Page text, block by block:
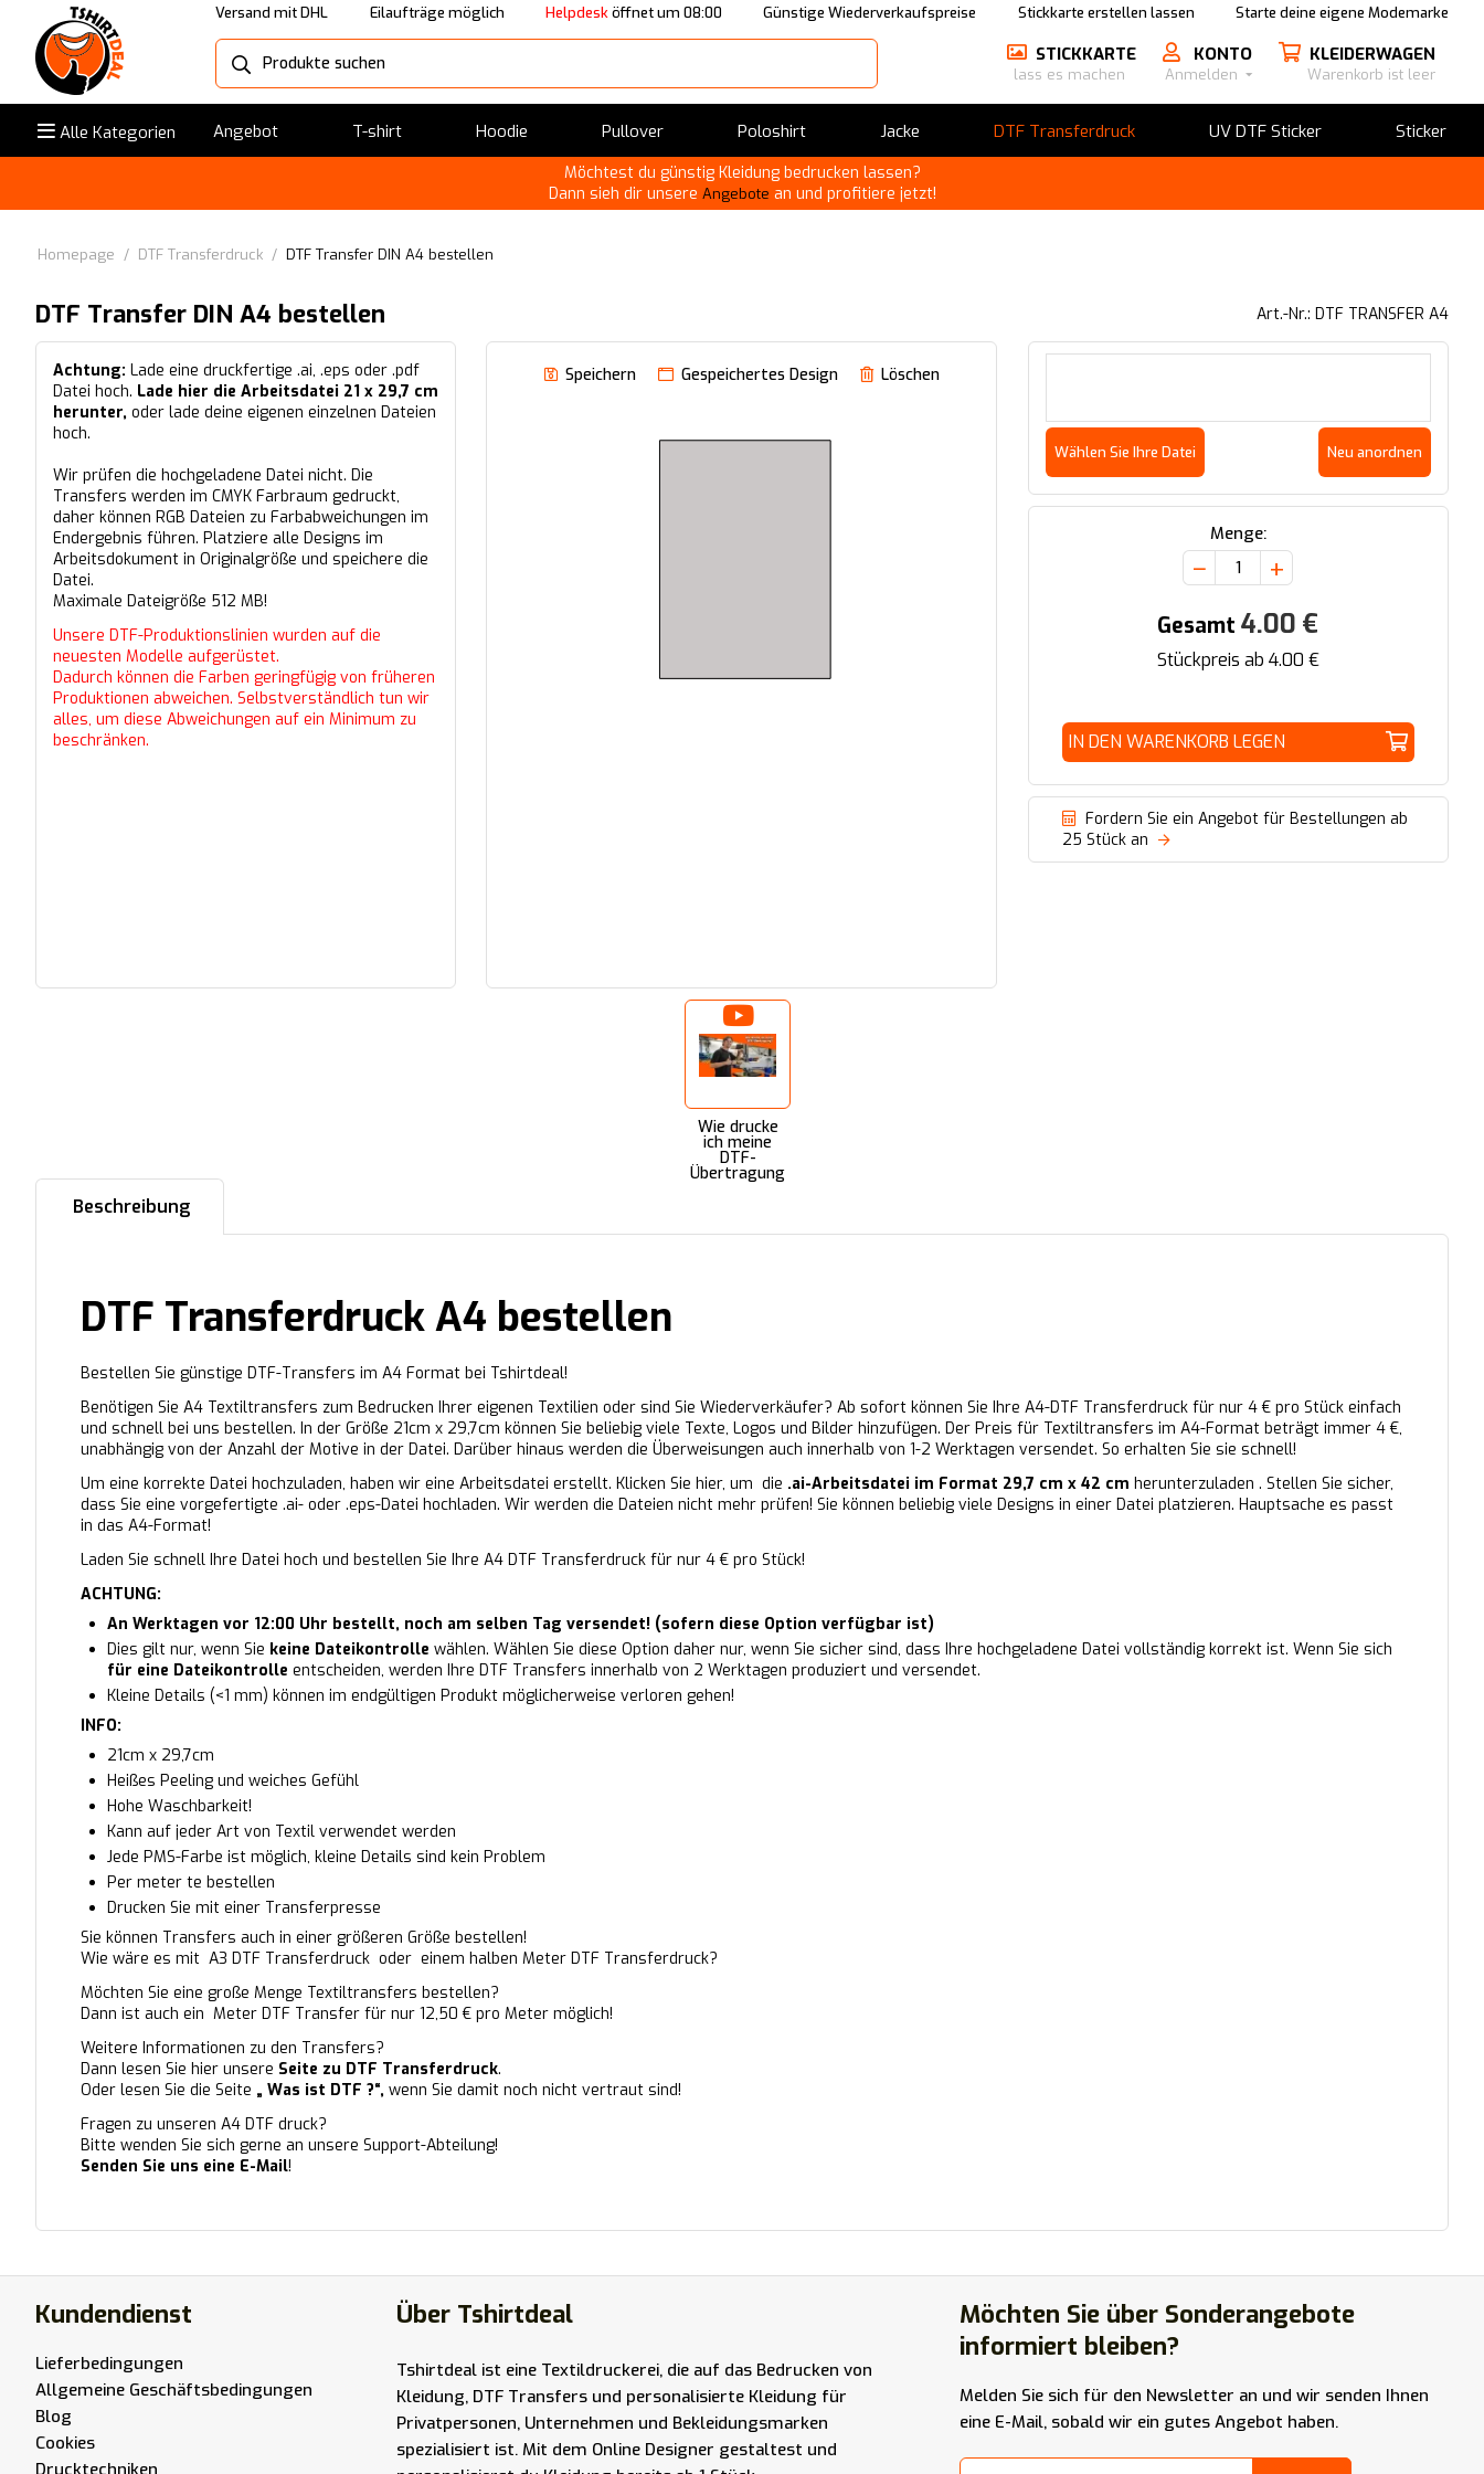
Versand mit DHL Eilaufträge möglich Helpdesköffnet um 08:00 Günstige Wiederverkaufspreise Stickkarte erstellen lassen Starte deine eigene Modemarke
STICKKARTE
lass es machen
KONTO
Anmelden
KLEIDERWAGEN
Warenkorb ist leer
Alle Kategorien Angebot T-shirt Hoodie Pullover Poloshirt Jacke ​DTF Transferdruck UV DTF Sticker Sticker
Möchtest du günstig Kleidung bedrucken lassen?
Dann sieh dir unsere Angebote an und profitiere jetzt!
Homepage / ​DTF Transferdruck / DTF Transfer DIN A4 bestellen
DTF Transfer DIN A4 bestellen Art.-Nr.: DTF TRANSFER A4
Achtung: Lade eine druckfertige .ai, .eps oder .pdf
Datei hoch. Lade hier die Arbeitsdatei 21 x 29,7 cm
herunter, oder lade deine eigenen einzelnen Dateien
hoch.
Wir prüfen die hochgeladene Datei nicht. Die
Transfers werden im CMYK Farbraum gedruckt,
daher können RGB Dateien zu Farbabweichungen im
Endergebnis führen. Platziere alle Designs im
Arbeitsdokument in Originalgröße und speichere die
Datei.
Maximale Dateigröße 512 MB!
Unsere DTF-Produktionslinien wurden auf die
neuesten Modelle aufgerüstet.
Dadurch können die Farben geringfügig von früheren
Produktionen abweichen. Selbstverständlich tun wir
alles, um diese Abweichungen auf ein Minimum zu
beschränken.
Speichern Gespeichertes Design Löschen
Wie drucke
ich meine
DTF-
Übertragung
Wählen Sie Ihre Datei Neu anordnen
Menge:
+
−
Gesamt 4.00 €
Stückpreis ab 4.00 €
IN DEN WARENKORB LEGEN
Fordern Sie ein Angebot für Bestellungen ab
25 Stück an
Beschreibung
DTF Transferdruck A4 bestellen
Bestellen Sie günstige DTF-Transfers im A4 Format bei Tshirtdeal!
Benötigen Sie A4 Textiltransfers zum Bedrucken Ihrer eigenen Textilien oder sind Sie Wiederverkäufer? Ab sofort können Sie Ihre A4-DTF Transferdruck für nur 4 € pro Stück einfach
und schnell bei uns bestellen. In der Größe 21cm x 29,7cm können Sie beliebig viele Texte, Logos und Bilder hinzufügen. Der Preis für Textiltransfers im A4-Format beträgt immer 4 €,
unabhängig von der Anzahl der Motive in der Datei. Darüber hinaus werden die Überweisungen auch innerhalb von 1-2 Werktagen versendet. So erhalten Sie sie schnell!
Um eine korrekte Datei hochzuladen, haben wir eine Arbeitsdatei erstellt. Klicken Sie hier, um die .ai-Arbeitsdatei im Format 29,7 cm x 42 cm herunterzuladen . Stellen Sie sicher,
dass Sie eine vorgefertigte .ai- oder .eps-Datei hochladen. Wir werden die Dateien nicht mehr prüfen! Sie können beliebig viele Designs in einer Datei platzieren. Hauptsache es passt
in das A4-Format!
Laden Sie schnell Ihre Datei hoch und bestellen Sie Ihre A4 DTF Transferdruck für nur 4 € pro Stück!
ACHTUNG:
An Werktagen vor 12:00 Uhr bestellt, noch am selben Tag versendet! (sofern diese Option verfügbar ist)
Dies gilt nur, wenn Sie keine Dateikontrolle wählen. Wählen Sie diese Option daher nur, wenn Sie sicher sind, dass Ihre hochgeladene Datei vollständig korrekt ist. Wenn Sie sich
für eine Dateikontrolle entscheiden, werden Ihre DTF Transfers innerhalb von 2 Werktagen produziert und versendet.
Kleine Details (<1 mm) können im endgültigen Produkt möglicherweise verloren gehen!
INFO:
21cm x 29,7cm
Heißes Peeling und weiches Gefühl
Hohe Waschbarkeit!
Kann auf jeder Art von Textil verwendet werden
Jede PMS-Farbe ist möglich, kleine Details sind kein Problem
Per meter te bestellen
Drucken Sie mit einer Transferpresse
Sie können Transfers auch in einer größeren Größe bestellen!
Wie wäre es mit A3 DTF Transferdruck oder einem halben Meter DTF Transferdruck?
Möchten Sie eine große Menge Textiltransfers bestellen?
Dann ist auch ein Meter DTF Transfer für nur 12,50 € pro Meter möglich!
Weitere Informationen zu den Transfers?
Dann lesen Sie hier unsere Seite zu DTF Transferdruck.
Oder lesen Sie die Seite „ Was ist DTF ?“, wenn Sie damit noch nicht vertraut sind!
Fragen zu unseren A4 DTF druck?
Bitte wenden Sie sich gerne an unsere Support-Abteilung!
Senden Sie uns eine E-Mail!
Kundendienst
Lieferbedingungen
Allgemeine Geschäftsbedingungen
Blog
Cookies
Drucktechniken
Über Tshirtdeal
Tshirtdeal ist eine Textildruckerei, die auf das Bedrucken von
Kleidung, DTF Transfers und personalisierte Kleidung für
Privatpersonen, Unternehmen und Bekleidungsmarken
spezialisiert ist. Mit dem Online Designer gestaltest und
Möchten Sie über Sonderangebote
informiert bleiben?
Melden Sie sich für den Newsletter an und wir senden Ihnen
eine E-Mail, sobald wir ein gutes Angebot haben.